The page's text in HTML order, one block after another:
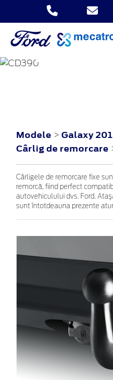
GALAXY
Modele > Galaxy
Cârlig de remorcare
Cârligele de remorcare fixe
remorcă, fiind perfect
autovehiculului dvs. Ford.
sunt întotdeauna prezente